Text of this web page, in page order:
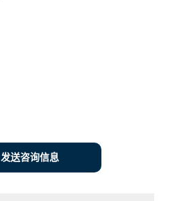
发送咨询信息